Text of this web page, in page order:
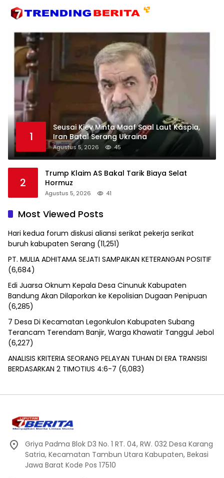
1
Seusai Kiev Minta Maaf Soal Laut Kaspia,
Iran Batal Serang Ukraina
Agustus 5, 2026 45
2
Trump Klaim AS Bakal Tarik Biaya Selat
Hormuz
Agustus 5, 2026 41
Most Viewed Posts
Hari kedua forum diskusi aliansi serikat pekerja serikat
buruh kabupaten Serang (11,251)
PT. MULIA ADHITAMA SEJATI SAMPAIKAN KETERANGAN POSITIF
(6,684)
Edi Juarsa Oknum Kepala Desa Cinunuk Kabupaten
Bandung Akan Dilaporkan ke Kepolisian Dugaan Penipuan
(6,285)
7 Desa Di Kecamatan Legonkulon Kabupaten Subang
Terancam Terendam Banjir, Warga Khawatir Tanggul Jebol
(6,227)
ANALISIS KRITERIA SEORANG PELAYAN TUHAN DI ERA TRANSISI
BERDASARKAN 2 TIMOTIUS 4:6-7 (6,083)
Griya Padma Blok D3 No. 1 RT. 04, RW. 032 Desa Karang
Satria, Kecamatan Tambun Utara Kabupaten, Bekasi
Jawa Barat Kode Pos 17510